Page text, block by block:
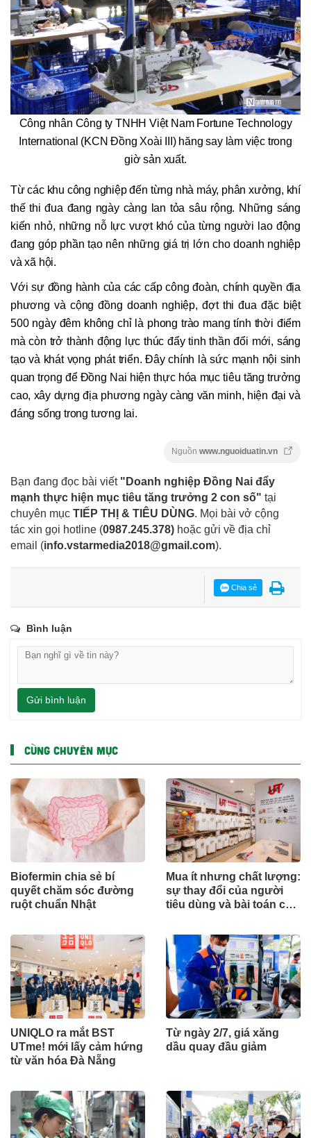
Công nhân Công ty TNHH Việt Nam Fortune Technology
International (KCN Đồng Xoài III) hăng say làm việc trong
giờ sản xuất.
Từ các khu công nghiệp đến từng nhà máy, phân xưởng, khí
thế thi đua đang ngày càng lan tỏa sâu rộng. Những sáng
kiến nhỏ, những nỗ lực vượt khó của từng người lao động
đang góp phần tạo nên những giá trị lớn cho doanh nghiệp
và xã hội.
Với sự đồng hành của các cấp công đoàn, chính quyền địa
phương và cộng đồng doanh nghiệp, đợt thi đua đặc biệt
500 ngày đêm không chỉ là phong trào mang tính thời điểm
mà còn trở thành động lực thúc đẩy tinh thần đổi mới, sáng
tạo và khát vọng phát triển. Đây chính là sức mạnh nội sinh
quan trọng để Đồng Nai hiện thực hóa mục tiêu tăng trưởng
cao, xây dựng địa phương ngày càng văn minh, hiện đại và
đáng sống trong tương lai.
Nguồn www.nguoiduatin.vn
Bạn đang đọc bài viết "Doanh nghiệp Đồng Nai đẩy
mạnh thực hiện mục tiêu tăng trưởng 2 con số" tại
chuyên mục TIẾP THỊ & TIÊU DÙNG. Mọi bài vở cộng
tác xin gọi hotline (0987.245.378) hoặc gửi về địa chỉ
email (info.vstarmedia2018@gmail.com).
Chia sẻ
Bình luận
Gửi bình luận
CÙNG CHUYÊN MỤC
Biofermin chia sẻ bí
quyết chăm sóc đường
ruột chuẩn Nhật
Mua ít nhưng chất lượng:
sự thay đổi của người
tiêu dùng và bài toán cho
UNIQLO ra mắt BST
UTme! mới lấy cảm hứng
từ văn hóa Đà Nẵng
Từ ngày 2/7, giá xăng
dầu quay đầu giảm